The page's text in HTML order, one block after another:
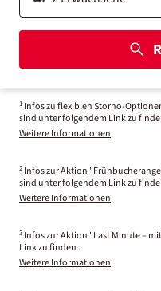
1 Infos zu flexiblen Storno-
sind unter folgendem Link zu
Weitere Informationen
2 Infos zur Aktion
sind unter folgendem Link zu
Weitere Informationen
3 Infos zur Aktion "Last Minute –
Link zu finden.
Weitere Informationen